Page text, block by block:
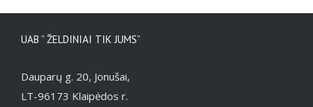
UAB ” ŽELDINIAI TIK JUMS”
Dauparų g. 20, Jonušai,
LT-96173 Klaipėdos r.